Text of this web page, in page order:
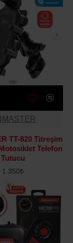
TT-820 Titreşim
Telefon
Tutucu
1.350₺